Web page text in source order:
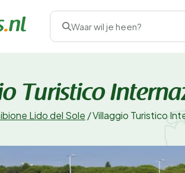
Waar wil je heen?
Turistico
Lido del Sole /Villaggio Turistico